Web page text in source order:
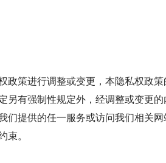
政策进行调整或变更，本隐私权政
另有强制性规定外，经调整或变更
们提供的任一服务或访问我们相关
。